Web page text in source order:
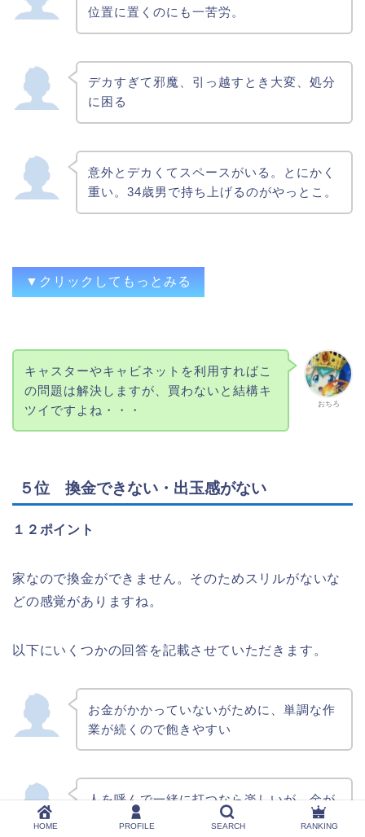
位置に置くのにも一苦労。
デカすぎて邪魔、引っ越すとき大変、処分
に困る
意外とデカくてスペースがいる。とにかく
重い。34歳男で持ち上げるのがやっとこ。
▼クリックしてもっとみる
音がうるさかったり移動や処理する時が面
倒
とにかく重い。34歳男で持ち上げるのがや
うるさい。重い。配達されてから、所定の
でかい。うるさい。重たい。
デカすぎて邪魔、引っ越すとき大変、処分
重いので移動させるのがめんどくさい
おちろ
キャスターやキャビネットを利用すればこ
の問題は解決しますが、買わないと結構キ
ツイですよね・・・
５位 換金できない・出玉感がない
１２ポイント
家なので換金ができません。そのためスリルがないな
どの感覚がありますね。
以下にいくつかの回答を記載させていただきます。
お金がかかっていないがために、単調な作
業が続くので飽きやすい
人を呼んで一緒に打つなら楽しいが、金が
かかってないだけに飽きやすい。特にART
HOME PROFILE SEARCH RANKING